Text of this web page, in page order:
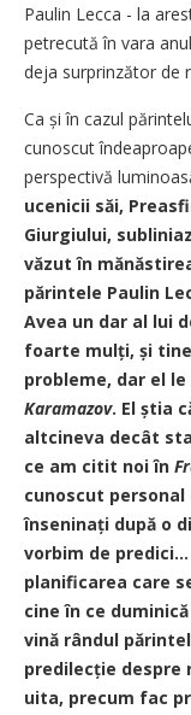
Paulin Lecca - la
petrecută în vara
deja surprinzător de
Ca și în cazul
cunoscut
perspectivă
ucenicii săi,
Giurgiului,
văzut în
părintele Paulin
Avea un dar al lui
foarte mulți, și
probleme, dar el
Karamazov. El știa
altcineva decât
ce am citit noi în
cunoscut
înseninați după o
vorbim de
planificarea care
cine în ce
vină rândul
predilecție despre
uita, precum fac